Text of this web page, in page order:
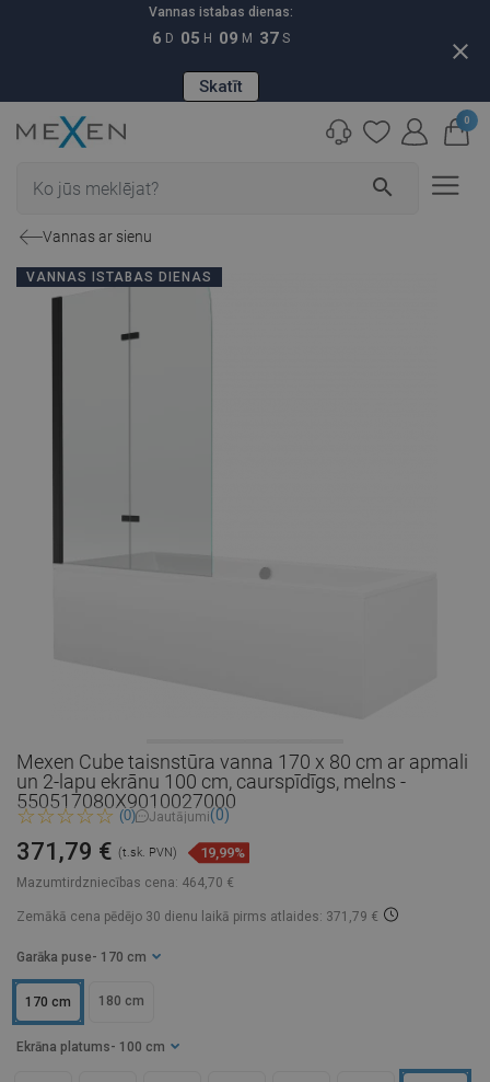
Vannas istabas dienas:
6 D 05 H 09 M 36 S
Skatīt
close
search
0
Vannas ar sienu
VANNAS ISTABAS DIENAS
Mexen Cube taisnstūra vanna 170 x 80 cm ar apmali
un 2-lapu ekrānu 100 cm, caurspīdīgs, melns -
550517080X9010027000
(0) Jautājumi(0)
Mazumtirdzniecības cena: 464,70 €
371,79 € (t.sk. PVN) 19,99%
Zemākā cena pēdējo 30 dienu laikā pirms atlaides: 371,79 €
Garāka puse - 170 cm
170 cm 180 cm
Ekrāna platums - 100 cm